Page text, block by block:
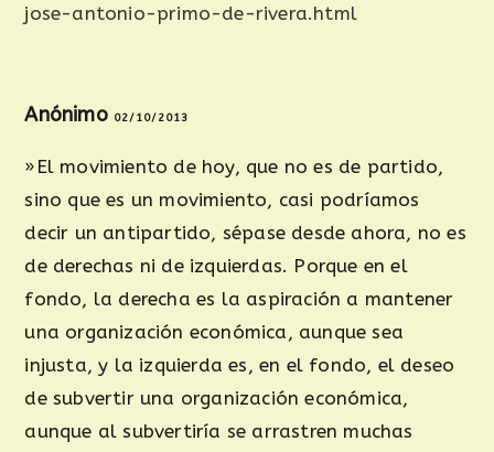
jose-antonio-primo-de-rivera.html
Anónimo 02/10/2013
»El movimiento de hoy, que no es de partido,
sino que es un movimiento, casi podríamos
decir un antipartido, sépase desde ahora, no es
de derechas ni de izquierdas. Porque en el
fondo, la derecha es la aspiración a mantener
una organización económica, aunque sea
injusta, y la izquierda es, en el fondo, el deseo
de subvertir una organización económica,
aunque al subvertiría se arrastren muchas